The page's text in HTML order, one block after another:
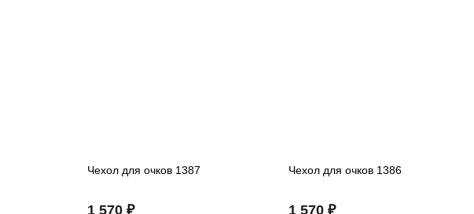
Чехол для очков 1387
1 570 ₽
Чехол для очков 1386
1 570 ₽